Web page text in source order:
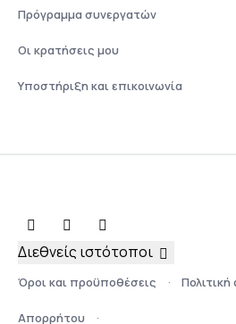
Πρόγραμμα συνεργατών
Οι κρατήσεις μου
Υποστήριξη και επικοινωνία
Όροι και προϋποθέσεις
Απορρήτου
Διεθνείς ιστότοποι